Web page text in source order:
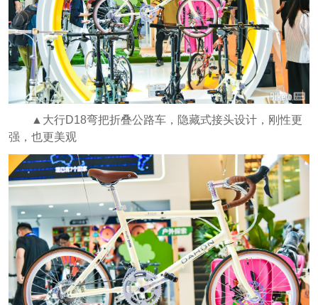
▲大行D18弯把折叠公路车，隐藏式接头设计，刚性更
强，也更美观